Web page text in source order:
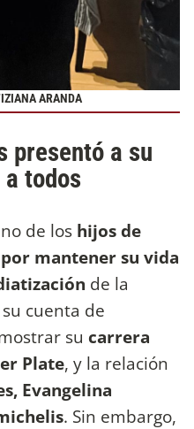
ARANDA
presentó a su
todos
de los hijos de
mantener su vida
de la
cuenta de
su carrera
Plate, y la relación
Evangelina
. Sin embargo,